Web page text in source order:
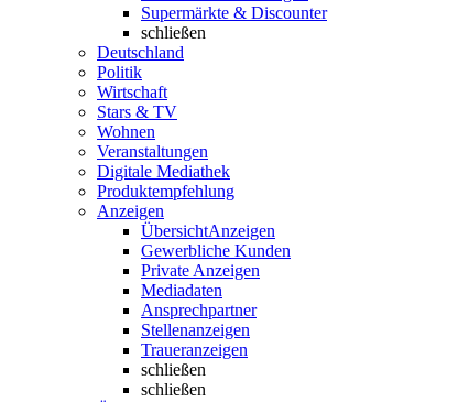
Supermärkte & Discounter
schließen
Deutschland
Politik
Wirtschaft
Stars & TV
Wohnen
Veranstaltungen
Digitale Mediathek
Produktempfehlung
Anzeigen
ÜbersichtAnzeigen
Gewerbliche Kunden
Private Anzeigen
Mediadaten
Ansprechpartner
Stellenanzeigen
Traueranzeigen
schließen
schließen